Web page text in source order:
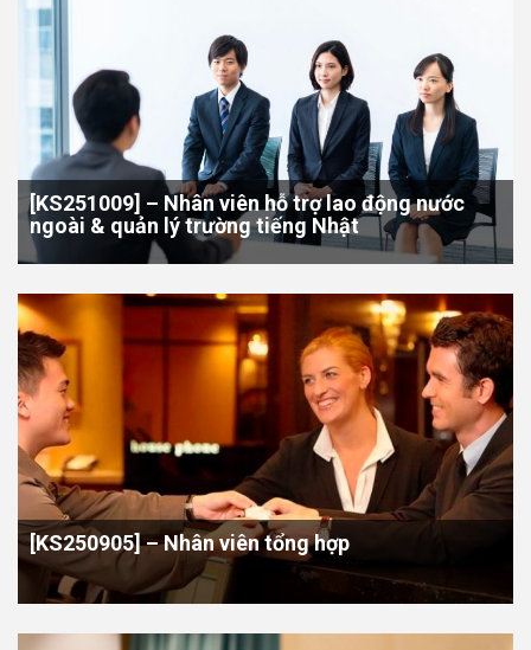
[KS251009] – Nhân viên hỗ trợ lao động nước
ngoài & quản lý trường tiếng Nhật
[KS250905] – Nhân viên tổng hợp